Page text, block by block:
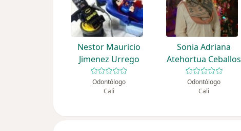
Nestor Mauricio
Jimenez Urrego
Odontólogo
Cali
Sonia Adriana
Atehortua Ceballos
Odontólogo
Cali